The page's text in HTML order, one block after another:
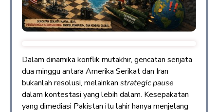
Dalam dinamika konflik mutakhir, gencatan senjata
dua minggu antara Amerika Serikat dan Iran
bukanlah resolusi, melainkan strategic pause
dalam kontestasi yang lebih dalam. Kesepakatan
yang dimediasi Pakistan itu lahir hanya menjelang